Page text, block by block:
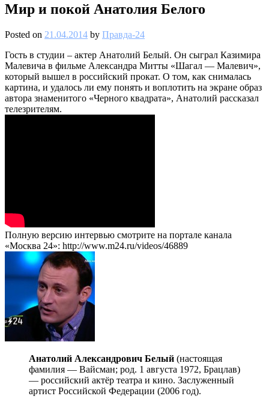
Мир и покой Анатолия Белого
Posted on 21.04.2014 by Правда-24
Гость в студии – актер Анатолий Белый. Он сыграл Казимира
Малевича в фильме Александра Митты «Шагал — Малевич»,
который вышел в российский прокат. О том, как снималась
картина, и удалось ли ему понять и воплотить на экране образ
автора знаменитого «Черного квадрата», Анатолий рассказал
телезрителям.
Полную версию интервью смотрите на портале канала
«Москва 24»: http://www.m24.ru/videos/46889
Анатолий Александрович Белый (настоящая
фамилия — Вайсман; род. 1 августа 1972, Брацлав)
— российский актёр театра и кино. Заслуженный
артист Российской Федерации (2006 год).